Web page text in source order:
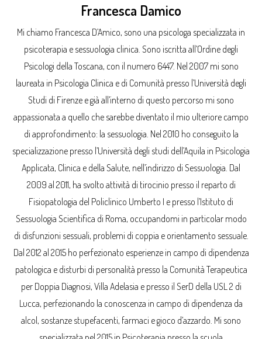
Francesca Damico
Mi chiamo Francesca D’Amico, sono una psicologa specializzata in
psicoterapia e sessuologia clinica. Sono iscritta all’Ordine degli
Psicologi della Toscana, con il numero 6447. Nel 2007 mi sono
laureata in Psicologia Clinica e di Comunità presso l’Università degli
Studi di Firenze e già all’interno di questo percorso mi sono
appassionata a quello che sarebbe diventato il mio ulteriore campo
di approfondimento: la sessuologia. Nel 2010 ho conseguito la
specializzazione presso l’Università degli studi dell’Aquila in Psicologia
Applicata, Clinica e della Salute, nell’indirizzo di Sessuologia. Dal
2009 al 2011, ha svolto attività di tirocinio presso il reparto di
Fisiopatologia del Policlinico Umberto I e presso l’Istituto di
Sessuologia Scientifica di Roma, occupandomi in particolar modo
di disfunzioni sessuali, problemi di coppia e orientamento sessuale.
Dal 2012 al 2015 ho perfezionato esperienze in campo di dipendenza
patologica e disturbi di personalità presso la Comunità Terapeutica
per Doppia Diagnosi, Villa Adelasia e presso il SerD della USL 2 di
Lucca, perfezionando la conoscenza in campo di dipendenza da
alcol, sostanze stupefacenti, farmaci e gioco d’azzardo. Mi sono